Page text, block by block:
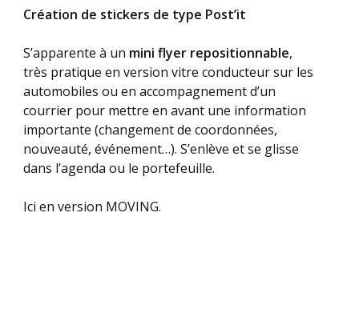
Création de stickers de type Post’it
S’apparente à un mini flyer repositionnable,
très pratique en version vitre conducteur sur les
automobiles ou en accompagnement d’un
courrier pour mettre en avant une information
importante (changement de coordonnées,
nouveauté, événement…). S’enlève et se glisse
dans l’agenda ou le portefeuille.
Ici en version MOVING.